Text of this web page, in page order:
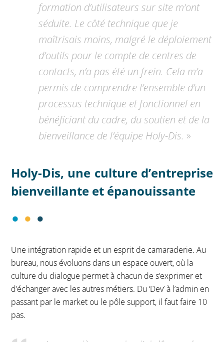
formation d’utilisateurs sur site m’ont
séduite. Le côté technique que je
maîtrisais moins, malgré le déploiement
d’outils pour le compte de centres de
contacts, n’a pas été un frein. Cela m’a
permis de comprendre l’ensemble d’un
processus technique et fonctionnel en
bénéficiant du cadre, du soutien et de la
bienveillance de l’équipe Holy-Dis. »
Holy-Dis, une culture d’entreprise
bienveillante et épanouissante
Une intégration rapide et un esprit de camaraderie. Au
bureau, nous évoluons dans un espace ouvert, où la
culture du dialogue permet à chacun de s’exprimer et
d’échanger avec les autres métiers. Du ‘Dev’ à l’admin en
passant par le market ou le pôle support, il faut faire 10
pas.